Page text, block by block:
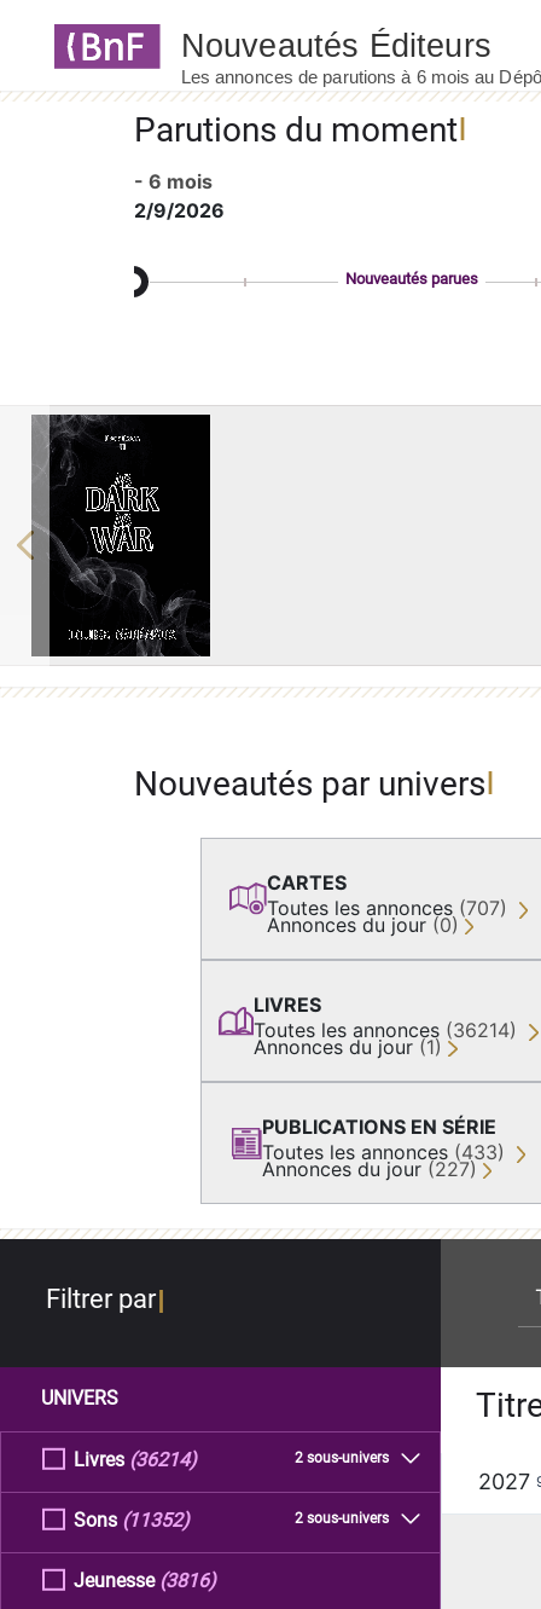
Parutions du moment
- 6 mois
2/9/2026
Nouveautés parues
Previous
Nouveautés par univers
CARTES
Toutes les annonces (707)
Annonces du jour (0)
LIVRES
Toutes les annonces (36214)
Annonces du jour (1)
PUBLICATIONS EN SÉRIE
Toutes les annonces (433)
Annonces du jour (227)
Filtrer par
UNIVERS
Livres 2 sous-univers
(36214)
Sons 2 sous-univers
(11352)
Jeunesse (3816)
2027